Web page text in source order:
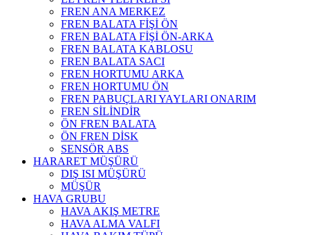
FREN ANA MERKEZ
FREN BALATA FİŞİ ÖN
FREN BALATA FİŞİ ÖN-ARKA
FREN BALATA KABLOSU
FREN BALATA SACI
FREN HORTUMU ARKA
FREN HORTUMU ÖN
FREN PABUÇLARI YAYLARI ONARIM
FREN SİLİNDİR
ÖN FREN BALATA
ÖN FREN DİSK
SENSÖR ABS
HARARET MÜŞÜRÜ
DIŞ ISI MÜŞÜRÜ
MÜŞÜR
HAVA GRUBU
HAVA AKIŞ METRE
HAVA ALMA VALFI